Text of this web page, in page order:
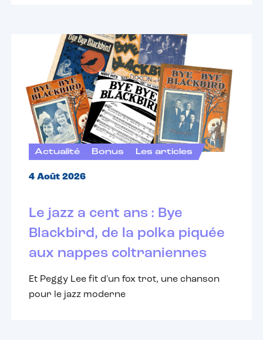
Actualité Bonus Les articles
4 Août 2026
Le jazz a cent ans : Bye
Blackbird, de la polka piquée
aux nappes coltraniennes
Et Peggy Lee fit d'un fox trot, une chanson
pour le jazz moderne